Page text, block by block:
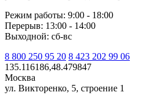
Режим работы: 9:00 - 18:00
Перерыв: 13:00 - 14:00
Выходной: сб-вс
8 800 250 95 20 8 423 202 99 06
135.116186,48.479847
Москва
ул. Викторенко, 5, строение 1